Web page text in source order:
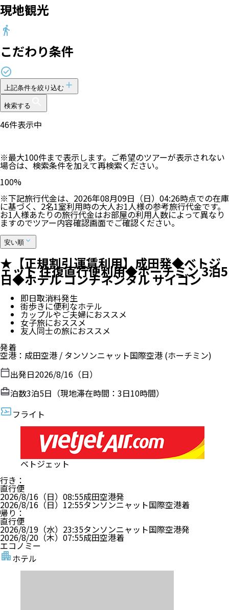
現地観光
こだわり条件
上記条件を絞り込む
検索する
46件表示中
※最大100件まで表示します。ご希望のツアーが表示されない
場合は、検索条件を加えて再検索ください。
100%
※下記旅行代金は、 2026年08月09日（日）04:26時点での在庫
に基づく、2名1室利用時の大人お1人様の参考旅行代金です。
お1人様あたりの旅行代金はお部屋の利用人数によって異なり
ますのでツアー内容確認画面でご確認ください。
安い順
★【正規割引運賃利用】成田発◆ベトジ
ェット 往復直行便利用◆ホーチミン 3泊5
日◆ホテル コンチネンタル サイゴン
即日取消料発生
街歩きに便利なホテル
カップルやご夫婦におススメ
女子旅におススメ
友人同士の旅におススメ
発着
空港 ： 成田空港 / タンソンニャット国際空港 (ホーチミン)
出発日2026/8/16（日）
泊数3泊5日（現地滞在時間： 3日10時間）
フライト
ベトジェット
行き ：
直行便
2026/8/16（日） 08:55成田空港発
2026/8/16（日） 12:55タンソンニャット国際空港着
帰り ：
直行便
2026/8/19（水） 23:35タンソンニャット国際空港発
2026/8/20（木） 07:55成田空港着
エコノミー
ホテル